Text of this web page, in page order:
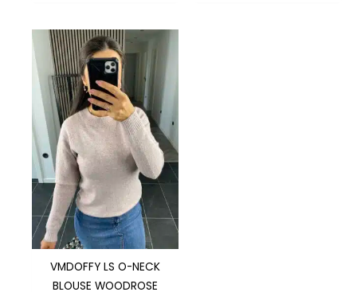
VMDOFFY LS O-NECK
BLOUSE WOODROSE
Dette
vare
har
flere
varianter.
Mulighederne
kan
vælges
på
varesiden